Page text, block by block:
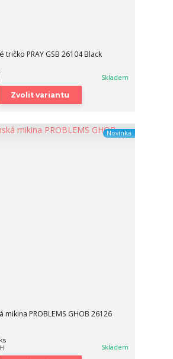
tričko PRAY GSB 26104 Black
Skladem
Zvolit variantu
Novinka
mikina PROBLEMS GHOB 26126
ks
Skladem